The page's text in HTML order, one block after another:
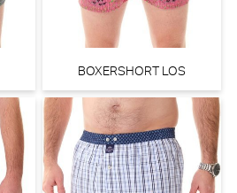
BOXERSHORT LOS